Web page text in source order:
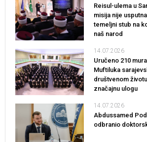
Reisul-ulema u
misija nije
temeljni stub na
naš narod
14.07.2026
Uručeno 210
Muftiluka
društvenom
značajnu ulogu
14.07.2026
Abdussamed
odbranio